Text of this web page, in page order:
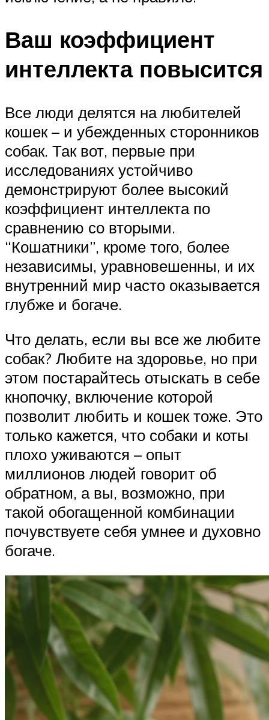
Ваш коэффициент
интеллекта повысится
Все люди делятся на любителей
кошек – и убежденных сторонников
собак. Так вот, первые при
исследованиях устойчиво
демонстрируют более высокий
коэффициент интеллекта по
сравнению со вторыми.
“Кошатники”, кроме того, более
независимы, уравновешенны, и их
внутренний мир часто оказывается
глубже и богаче.
Что делать, если вы все же любите
собак? Любите на здоровье, но при
этом постарайтесь отыскать в себе
кнопочку, включение которой
позволит любить и кошек тоже. Это
только кажется, что собаки и коты
плохо уживаются – опыт
миллионов людей говорит об
обратном, а вы, возможно, при
такой обогащенной комбинации
почувствуете себя умнее и духовно
богаче.